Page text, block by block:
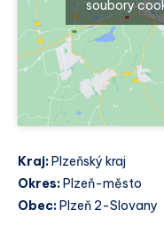
soubory
Kraj: Plzeňský kraj
Okres: Plzeň-město
Obec: Plzeň 2-Slovany